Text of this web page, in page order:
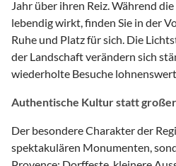
Jahr über ihren Reiz. Während
lebendig wirkt, finden Sie in der
Ruhe und Platz für sich. Die
der Landschaft verändern sich
wiederholte Besuche lohnenswert.
Authentische Kultur statt
Der besondere Charakter der
spektakulären Monumenten,